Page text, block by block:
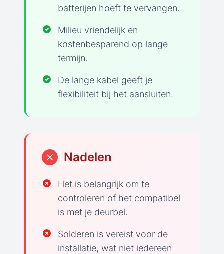
batterijen hoeft te vervangen.
Milieu vriendelijk en
kostenbesparend op lange
termijn.
De lange kabel geeft je
flexibiliteit bij het aansluiten.
Nadelen
Het is belangrijk om te
controleren of het compatibel
is met je deurbel.
Solderen is vereist voor de
installatie, wat niet iedereen